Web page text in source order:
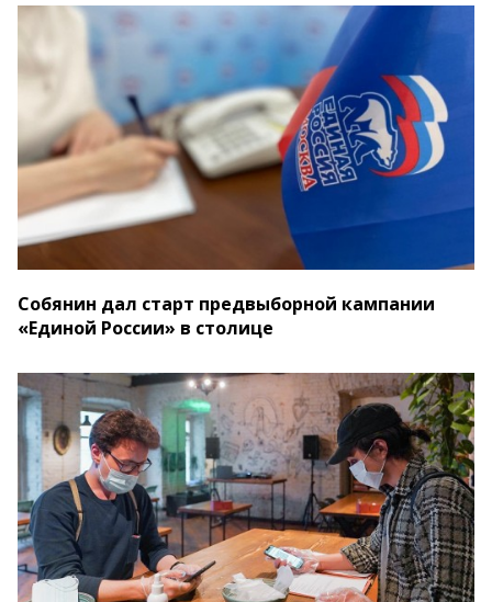
Собянин дал старт предвыборной кампании
«Единой России» в столице